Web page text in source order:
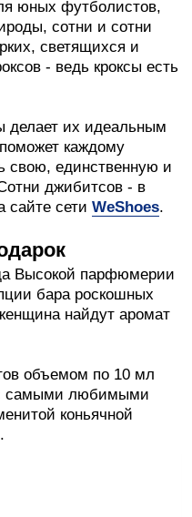
юных футболистов,
сотни и сотни
светящихся и
- ведь кроксы есть
делает их идеальным
каждому
свою, единственную и
джибитсов - в
сайте сети WeShoes.
Высокой парфюмерии
бара роскошных
найдут аромат
объемом по 10 мл
с самыми любимыми
коньячной